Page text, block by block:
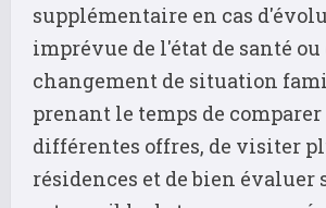
supplémentaire en cas
imprévue de l'état de santé ou
changement de situation
prenant le temps de comparer
différentes offres, de visiter
résidences et de bien évaluer